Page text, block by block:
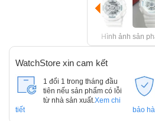
Hình ảnh sản
WatchStore xin cam kết
1 đổi 1 trong tháng đầu
tiên nếu sản phẩm có lỗi
từ nhà sản xuất. Xem chi
tiết
bảo